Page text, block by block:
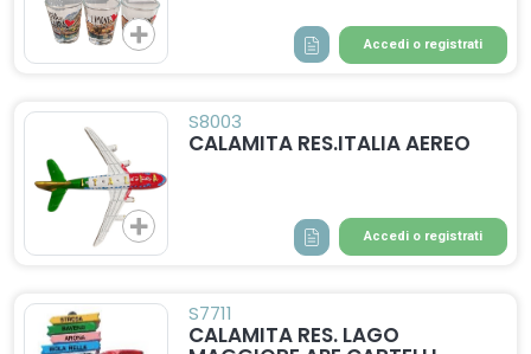
Accedi o registrati
S8003
CALAMITA RES.ITALIA AEREO
Accedi o registrati
S7711
CALAMITA RES. LAGO